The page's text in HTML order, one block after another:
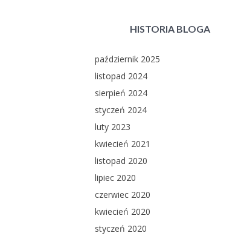
HISTORIA BLOGA
październik 2025
listopad 2024
sierpień 2024
styczeń 2024
luty 2023
kwiecień 2021
listopad 2020
lipiec 2020
czerwiec 2020
kwiecień 2020
styczeń 2020